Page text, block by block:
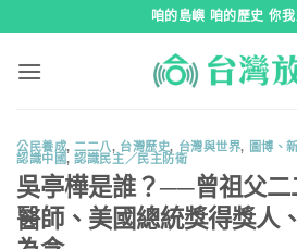
咱的島嶼 咱的歷史 你
公民養成, 二二八, 台灣歷史, 台灣與世界, 圖博、
認識中國,認識民主／民主防衛
吳亭樺是誰？──曾祖父二
醫師、美國總統獎得獎人